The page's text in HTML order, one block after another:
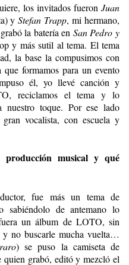
los invitados fueron Juan
yStefan Trapp, mi hermano,
la batería en San Pedro y
y más sutil al tema. El tema
la base la compusimos con
formamos para un evento
él, yo llevé canción y
reciclamos el tema y lo
nuestro toque. Por ese lado
vocalista, con escuela y
musical y qué
fue más un tema de
sabiéndolo de antemano lo
un álbum de LOTO, sin
no buscarle mucha vuelta…
) se puso la camiseta de
grabó, editó y mezcló el